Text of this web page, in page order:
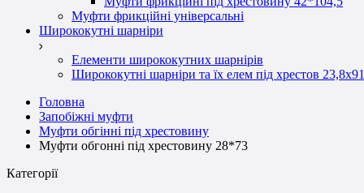
Муфти фрикційні універсальні
Ширококутні шарніри
Елементи ширококутних шарнірів
Ширококутні шарніри та їх елем під хрестов
Головна
Запобіжні муфти
Муфти обгінні під хрестовину
Муфти обгонні під хрестовину 28*73
Категорії